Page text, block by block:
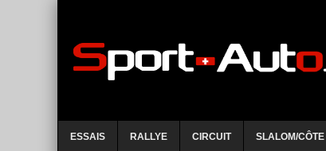
ESSAIS RALLYE CIRCUIT SLALOM/CÔTE